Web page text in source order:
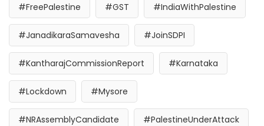
#FreePalestine #GST #IndiaWithPalestine
#JanadikaraSamavesha #JoinSDPI
#KantharajCommissionReport #Karnataka
#Lockdown #Mysore
#NRAssemblyCandidate #PalestineUnderAttack